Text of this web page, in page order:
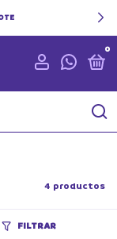
0
4 productos
FILTRAR